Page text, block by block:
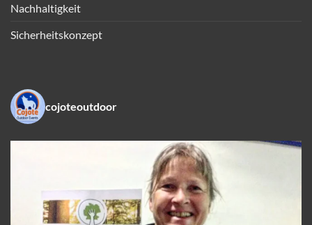
Nachhaltigkeit
Sicherheitskonzept
cojoteoutdoor